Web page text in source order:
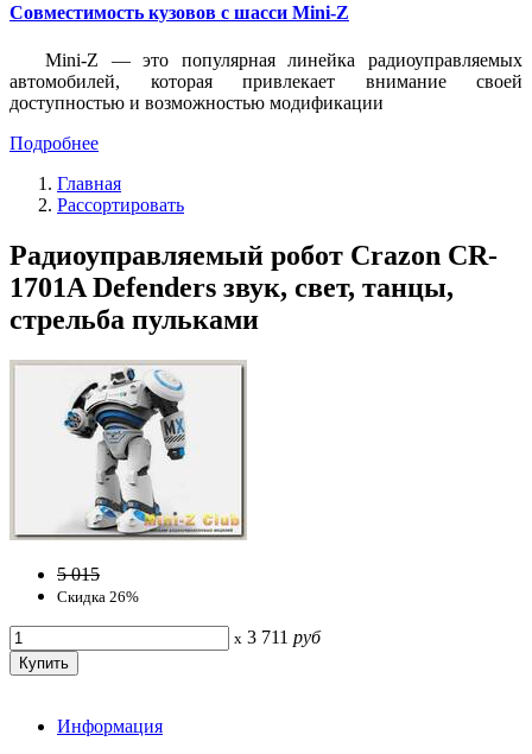
Совместимость кузовов с шасси Mini-Z
Mini-Z — это популярная линейка радиоуправляемых
автомобилей, которая привлекает внимание своей
доступностью и возможностью модификации
Подробнее
Главная
Рассортировать
Радиоуправляемый робот Crazon CR-
1701A Defenders звук, свет, танцы,
стрельба пульками
5 015
Скидка 26%
x 3 711 руб
Информация